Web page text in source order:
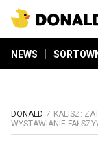
NEWS
DONALD
KALISZ:
WYSTAWIANIE